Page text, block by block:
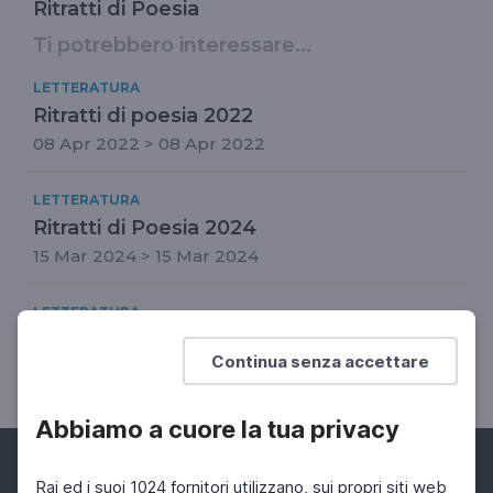
Continua senza accettare
Abbiamo a cuore la tua privacy
Rai ed i suoi 1024 fornitori utilizzano, sui propri siti web
Ritratti di Poesia
Ti potrebbero interessare...
LETTERATURA
Ritratti di poesia 2022
08 Apr 2022 > 08 Apr 2022
LETTERATURA
Ritratti di Poesia 2024
15 Mar 2024 > 15 Mar 2024
LETTERATURA
Ritratti di Poesia 2023
14 Apr 2023 > 14 Apr 2023